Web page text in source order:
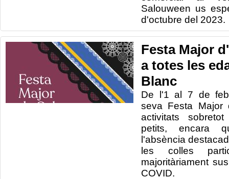
Salouween us
d'octubre del 2023.
Festa Major
a totes les
Blanc
De l'1 al 7 de
seva Festa Major
activitats
petits, encara
l'absència
les colles
majoritàriament
COVID.